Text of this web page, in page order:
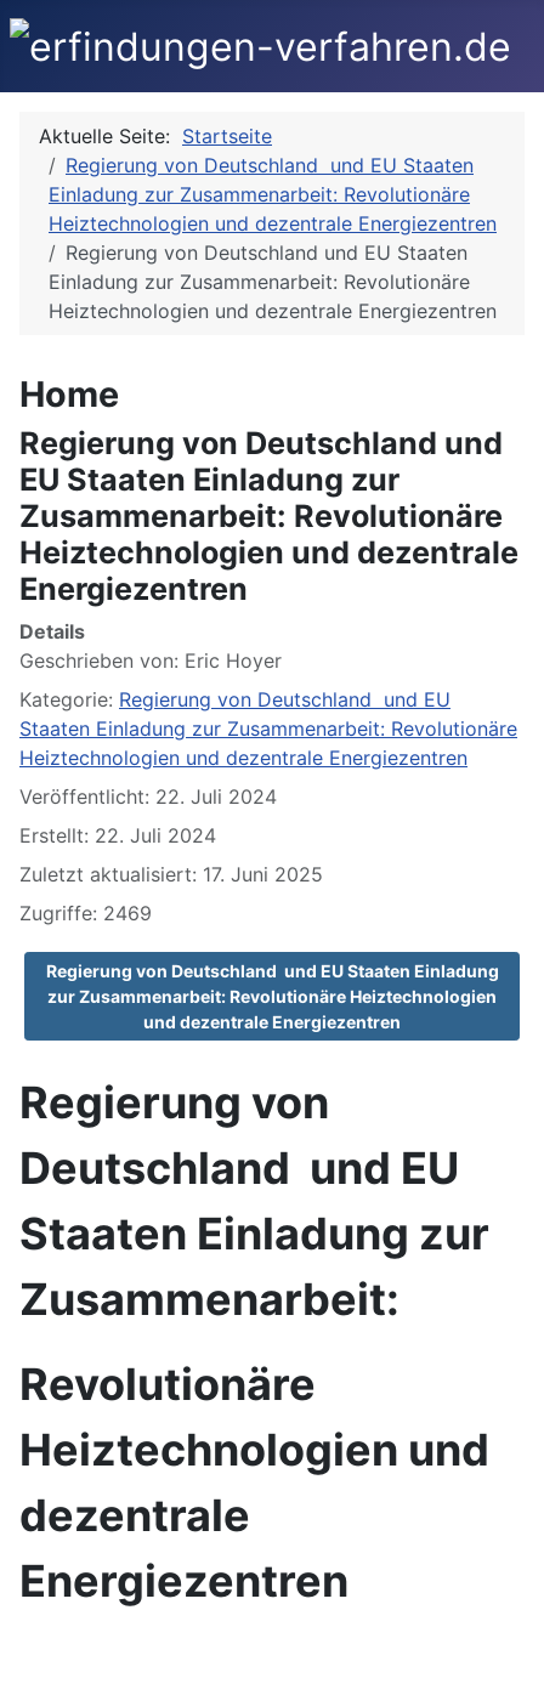
Aktuelle Seite: Startseite
Regierung von Deutschland und EU Staaten
Einladung zur Zusammenarbeit: Revolutionäre
Heiztechnologien und dezentrale Energiezentren
Regierung von Deutschland und EU Staaten
Einladung zur Zusammenarbeit: Revolutionäre
Heiztechnologien und dezentrale Energiezentren
Home
Regierung von Deutschland und
EU Staaten Einladung zur
Zusammenarbeit: Revolutionäre
Heiztechnologien und dezentrale
Energiezentren
Details
Geschrieben von: Eric Hoyer
Kategorie: Regierung von Deutschland und EU
Staaten Einladung zur Zusammenarbeit: Revolutionäre
Heiztechnologien und dezentrale Energiezentren
Veröffentlicht: 22. Juli 2024
Erstellt: 22. Juli 2024
Zuletzt aktualisiert: 17. Juni 2025
Zugriffe: 2469
Regierung von Deutschland und EU Staaten Einladung
zur Zusammenarbeit: Revolutionäre Heiztechnologien
und dezentrale Energiezentren
Regierung von
Deutschland und EU
Staaten Einladung zur
Zusammenarbeit:
Revolutionäre
Heiztechnologien und
dezentrale
Energiezentren